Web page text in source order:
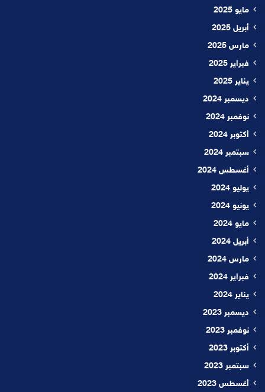
مايو 2025
أبريل 2025
مارس 2025
فبراير 2025
يناير 2025
ديسمبر 2024
نوفمبر 2024
أكتوبر 2024
سبتمبر 2024
أغسطس 2024
يوليو 2024
يونيو 2024
مايو 2024
أبريل 2024
مارس 2024
فبراير 2024
يناير 2024
ديسمبر 2023
نوفمبر 2023
أكتوبر 2023
سبتمبر 2023
أغسطس 2023